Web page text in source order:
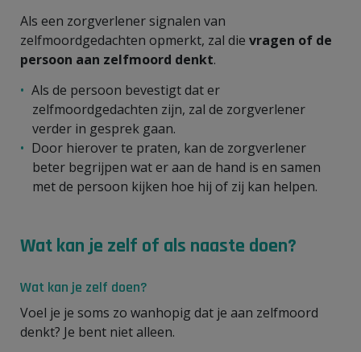
Als een zorgverlener signalen van
zelfmoordgedachten opmerkt, zal die vragen of de
persoon aan zelfmoord denkt.
Als de persoon bevestigt dat er
zelfmoordgedachten zijn, zal de zorgverlener
verder in gesprek gaan.
Door hierover te praten, kan de zorgverlener
beter begrijpen wat er aan de hand is en samen
met de persoon kijken hoe hij of zij kan helpen.
Wat kan je zelf of als naaste doen?
Wat kan je zelf doen?
Voel je je soms zo wanhopig dat je aan zelfmoord
denkt? Je bent niet alleen.